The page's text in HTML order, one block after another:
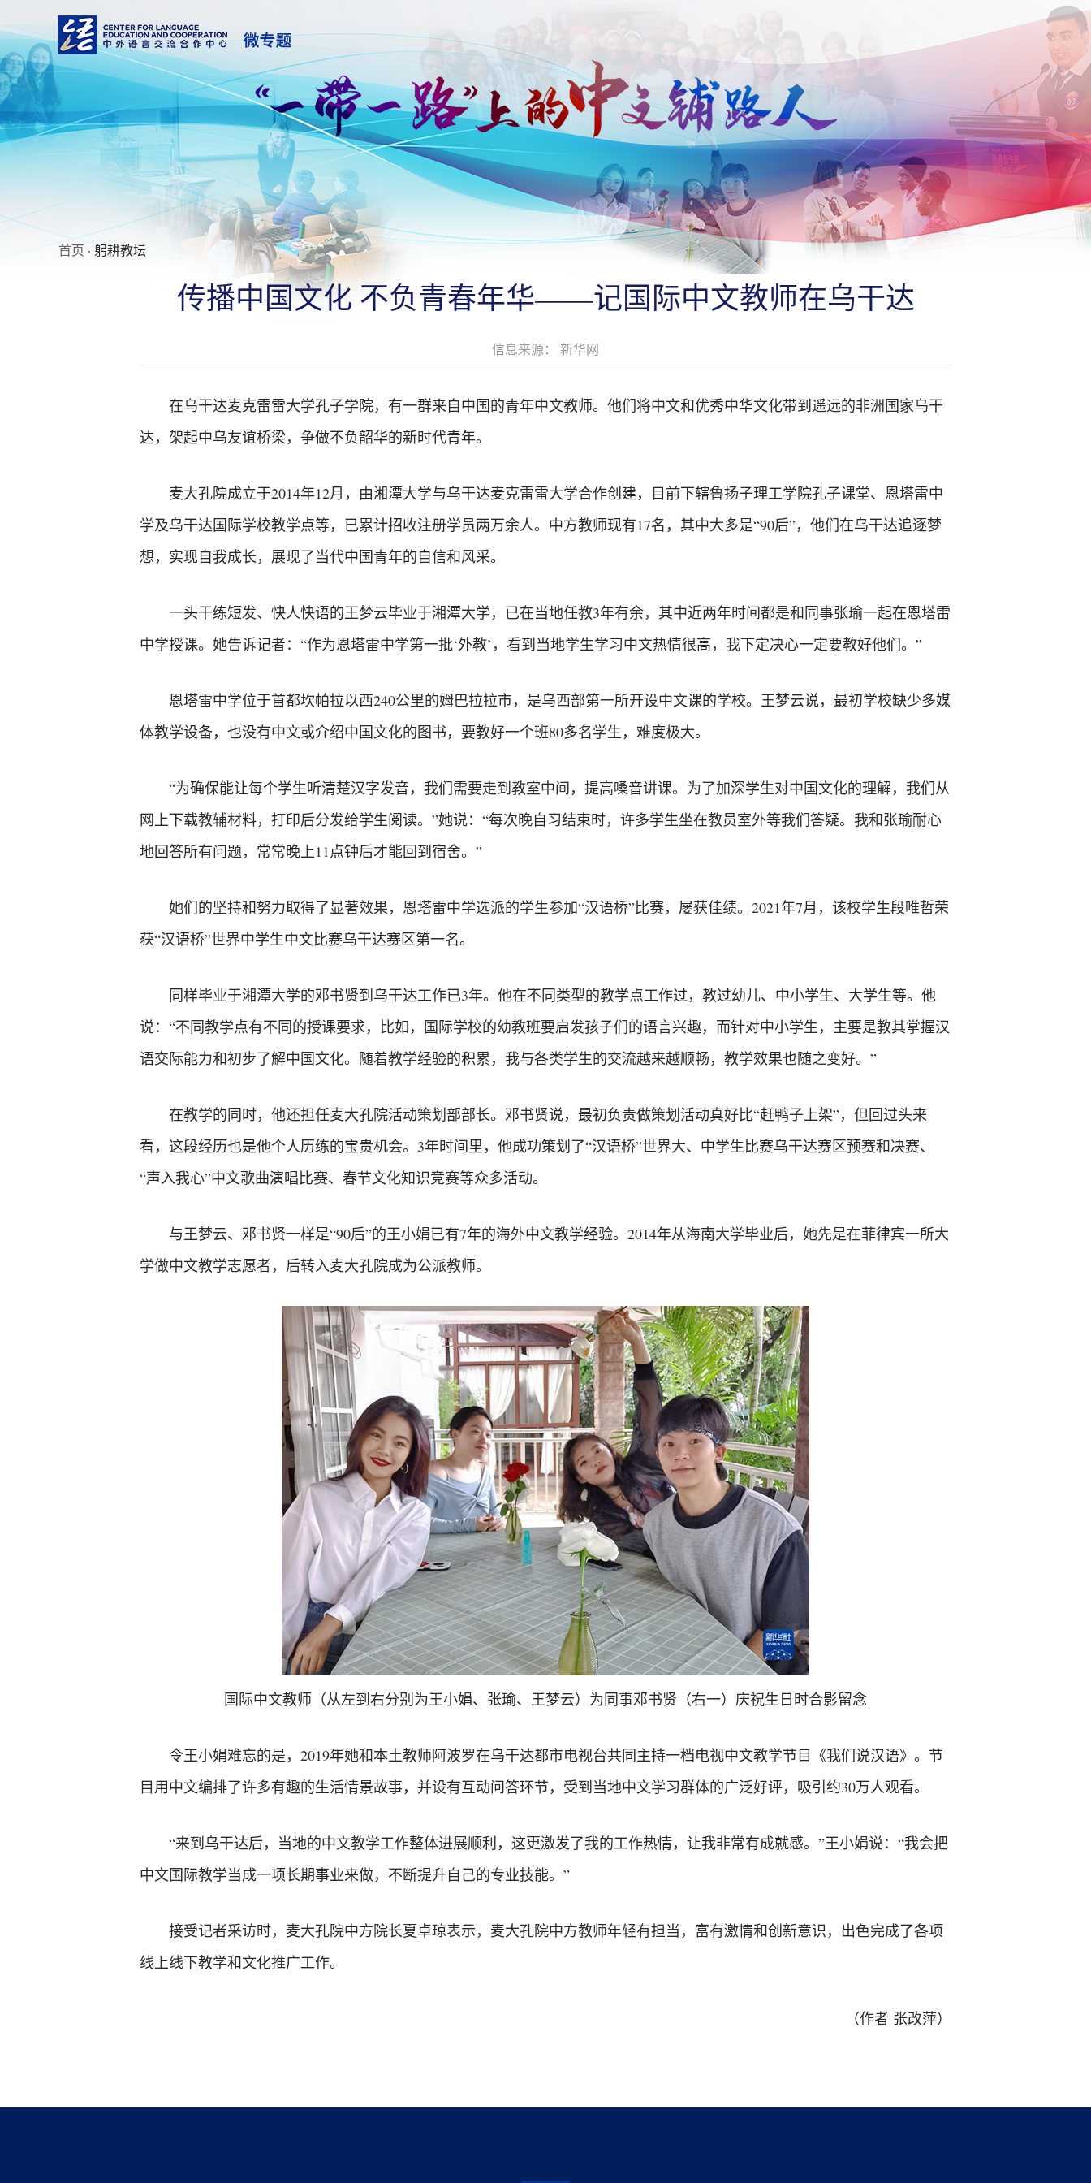
首页 · 躬耕教坛
传播中国文化 不负青春年华——记国际中文教师在乌干达
信息来源： 新华网
在乌干达麦克雷雷大学孔子学院，有一群来自中国的青年中文教师。他们将中文和优秀中华文化带到遥远的非洲国家乌干
达，架起中乌友谊桥梁，争做不负韶华的新时代青年。
麦大孔院成立于2014年12月，由湘潭大学与乌干达麦克雷雷大学合作创建，目前下辖鲁扬子理工学院孔子课堂、恩塔雷中
学及乌干达国际学校教学点等，已累计招收注册学员两万余人。中方教师现有17名，其中大多是“90后”，他们在乌干达追逐梦
想，实现自我成长，展现了当代中国青年的自信和风采。
一头干练短发、快人快语的王梦云毕业于湘潭大学，已在当地任教3年有余，其中近两年时间都是和同事张瑜一起在恩塔雷
中学授课。她告诉记者：“作为恩塔雷中学第一批‘外教’，看到当地学生学习中文热情很高，我下定决心一定要教好他们。”
恩塔雷中学位于首都坎帕拉以西240公里的姆巴拉拉市，是乌西部第一所开设中文课的学校。王梦云说，最初学校缺少多媒
体教学设备，也没有中文或介绍中国文化的图书，要教好一个班80多名学生，难度极大。
“为确保能让每个学生听清楚汉字发音，我们需要走到教室中间，提高嗓音讲课。为了加深学生对中国文化的理解，我们从
网上下载教辅材料，打印后分发给学生阅读。”她说：“每次晚自习结束时，许多学生坐在教员室外等我们答疑。我和张瑜耐心
地回答所有问题，常常晚上11点钟后才能回到宿舍。”
她们的坚持和努力取得了显著效果，恩塔雷中学选派的学生参加“汉语桥”比赛，屡获佳绩。2021年7月，该校学生段唯哲荣
获“汉语桥”世界中学生中文比赛乌干达赛区第一名。
同样毕业于湘潭大学的邓书贤到乌干达工作已3年。他在不同类型的教学点工作过，教过幼儿、中小学生、大学生等。他
说：“不同教学点有不同的授课要求，比如，国际学校的幼教班要启发孩子们的语言兴趣，而针对中小学生，主要是教其掌握汉
语交际能力和初步了解中国文化。随着教学经验的积累，我与各类学生的交流越来越顺畅，教学效果也随之变好。”
在教学的同时，他还担任麦大孔院活动策划部部长。邓书贤说，最初负责做策划活动真好比“赶鸭子上架”，但回过头来
看，这段经历也是他个人历练的宝贵机会。3年时间里，他成功策划了“汉语桥”世界大、中学生比赛乌干达赛区预赛和决赛、
“声入我心”中文歌曲演唱比赛、春节文化知识竞赛等众多活动。
与王梦云、邓书贤一样是“90后”的王小娟已有7年的海外中文教学经验。2014年从海南大学毕业后，她先是在菲律宾一所大
学做中文教学志愿者，后转入麦大孔院成为公派教师。
国际中文教师（从左到右分别为王小娟、张瑜、王梦云）为同事邓书贤（右一）庆祝生日时合影留念
令王小娟难忘的是，2019年她和本土教师阿波罗在乌干达都市电视台共同主持一档电视中文教学节目《我们说汉语》。节
目用中文编排了许多有趣的生活情景故事，并设有互动问答环节，受到当地中文学习群体的广泛好评，吸引约30万人观看。
“来到乌干达后，当地的中文教学工作整体进展顺利，这更激发了我的工作热情，让我非常有成就感。”王小娟说：“我会把
中文国际教学当成一项长期事业来做，不断提升自己的专业技能。”
接受记者采访时，麦大孔院中方院长夏卓琼表示，麦大孔院中方教师年轻有担当，富有激情和创新意识，出色完成了各项
线上线下教学和文化推广工作。
（作者 张改萍）